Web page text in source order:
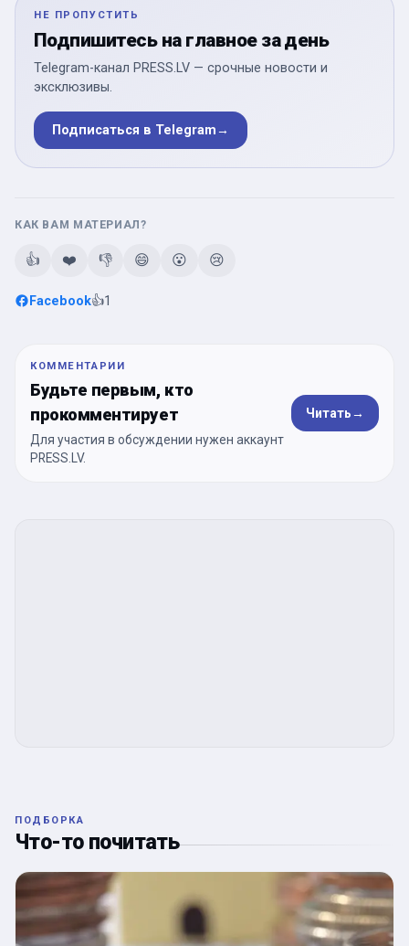
НЕ ПРОПУСТИТЬ
Подпишитесь на главное за день
Telegram-канал PRESS.LV — срочные новости и
эксклюзивы.
Подписаться в Telegram→
КАК ВАМ МАТЕРИАЛ?
👍 ❤️ 👎 😄 😮 😢
Facebook👍1
КОММЕНТАРИИ
Будьте первым, кто
прокомментирует
Для участия в обсуждении нужен аккаунт
PRESS.LV.
Читать→
ПОДБОРКА
Что-то почитать